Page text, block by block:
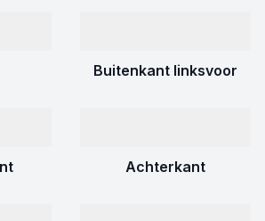
Buitenkant linksvoor
Achterkant